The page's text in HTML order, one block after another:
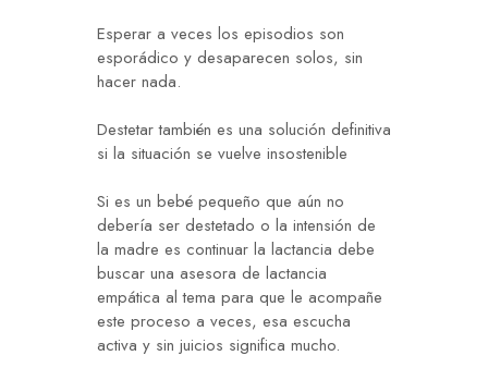
Esperar a veces los episodios son
esporádico y desaparecen solos, sin
hacer nada.
Destetar también es una solución definitiva
si la situación se vuelve insostenible
Si es un bebé pequeño que aún no
debería ser destetado o la intensión de
la madre es continuar la lactancia debe
buscar una asesora de lactancia
empática al tema para que le acompañe
este proceso a veces, esa escucha
activa y sin juicios significa mucho.